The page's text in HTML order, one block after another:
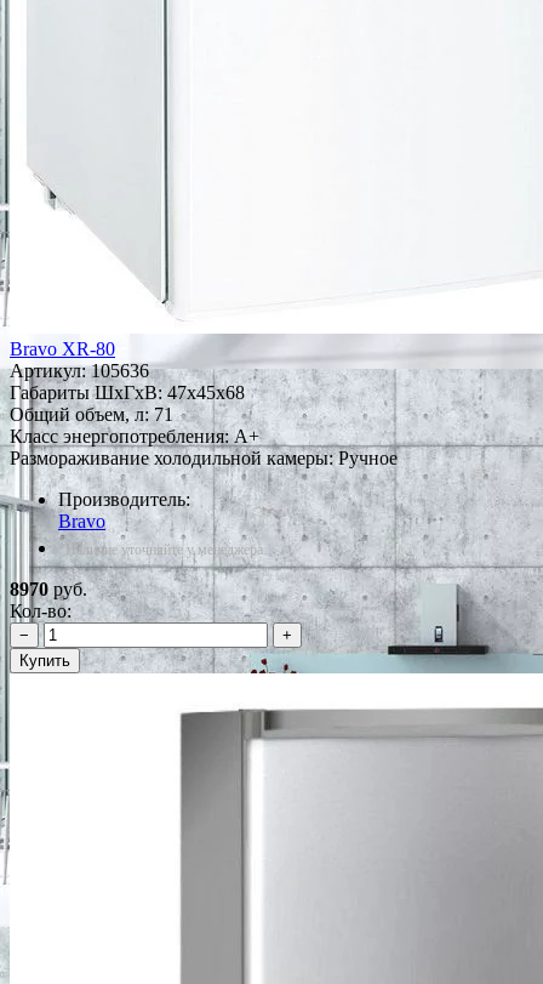
Bravo XR-80
Артикул:105636
Габариты ШxГxВ: 47x45x68
Общий объем, л: 71
Класс энергопотребления: A+
Размораживание холодильной камеры: Ручное
Производитель:
Bravo
*Наличие уточняйте у менеджера
8970 руб.
Кол-во:
−
+
Купить